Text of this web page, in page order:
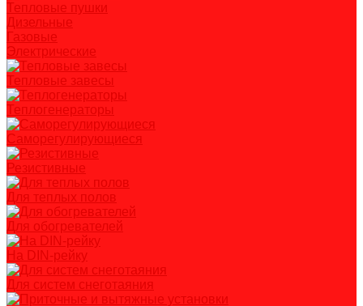
Тепловые пушки
Дизельные
Газовые
Электрические
Тепловые завесы
Теплогенераторы
Саморегулирующиеся
Резистивные
Для теплых полов
Для обогревателей
На DIN-рейку
Для систем снеготаяния